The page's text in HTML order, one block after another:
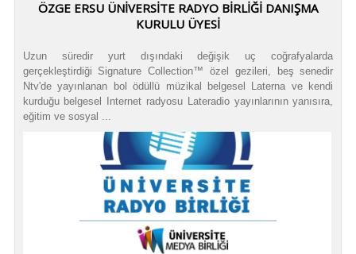
ÖZGE ERSU ÜNİVERSİTE RADYO BİRLİĞİ DANIŞMA
KURULU ÜYESİ
Uzun süredir yurt dışındaki değişik uç coğrafyalarda
gerçekleştirdiği Signature Collection™ özel gezileri, beş senedir
Ntv'de yayınlanan bol ödüllü müzikal belgesel Laterna ve kendi
kurduğu belgesel Internet radyosu Lateradio yayınlarının yanısıra,
eğitim ve sosyal ...